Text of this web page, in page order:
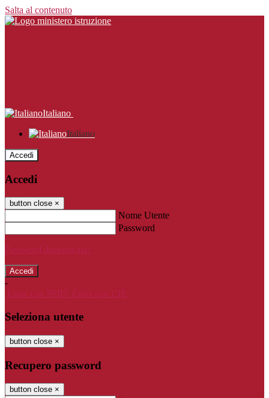
Salta al contenuto
Italiano
Italiano
Accedi
Accedi
button close ×
Nome Utente
Password
Password dimenticata?
-
Entra con SPID
Entra con CIE
Seleziona utente
button close ×
Recupero password
button close ×